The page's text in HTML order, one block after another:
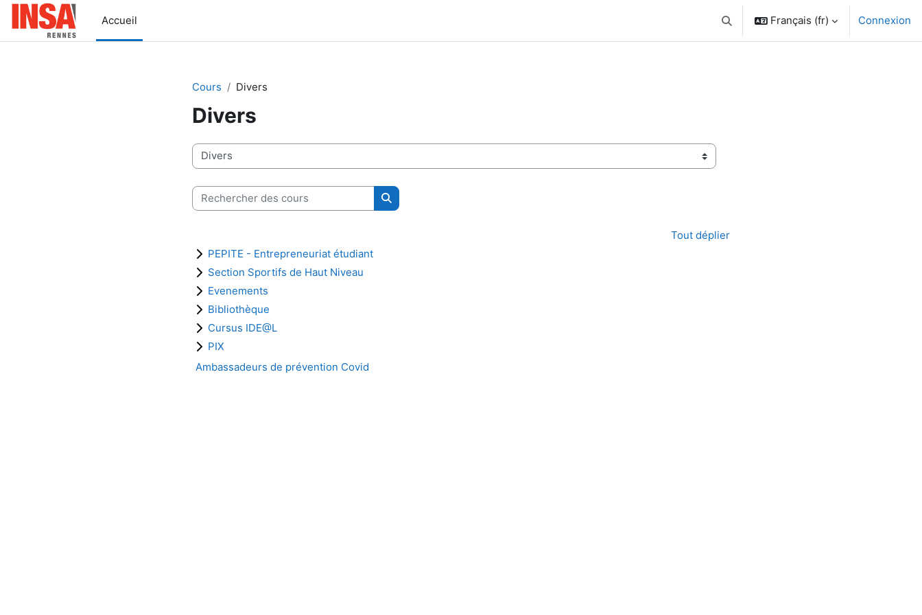
Passer au contenu principal
Accueil
Activer/désactiver la saisie de recherche
Français ‎(fr)‎ Connexion
Cours Divers
Divers
Catégories de cours
Rechercher des cours
Rechercher des cours
Tout déplier
PEPITE - Entrepreneuriat étudiant
Section Sportifs de Haut Niveau
Evenements
Bibliothèque
Cursus IDE@L
PIX
Ambassadeurs de prévention Covid